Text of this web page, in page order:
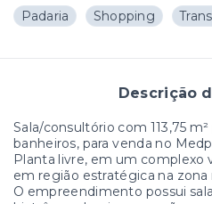
Padaria
Shopping
Descrição
Sala/consultório com 113,75
banheiros, para venda no
Planta livre, em um complexo
em região estratégica na
O empreendimento possui